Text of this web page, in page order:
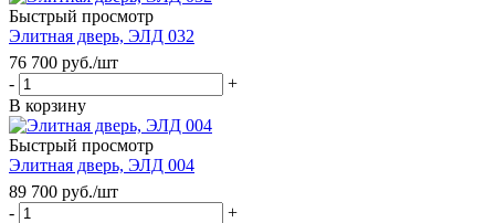
Быстрый просмотр
Элитная дверь, ЭЛД 032
76 700 руб./шт
-
+
В корзину
Быстрый просмотр
Элитная дверь, ЭЛД 004
89 700 руб./шт
-
+